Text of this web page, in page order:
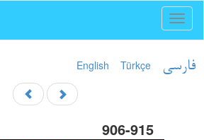
English Türkçe فارسی
906-915